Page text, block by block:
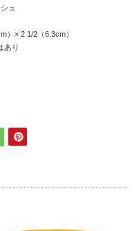
ュ
）× 2 1/2（6.3cm）
あり